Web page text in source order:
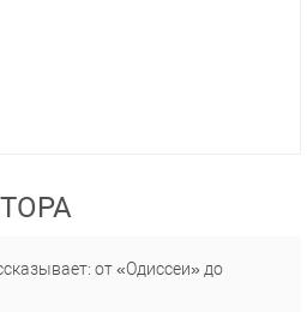
от «Одиссеи» до